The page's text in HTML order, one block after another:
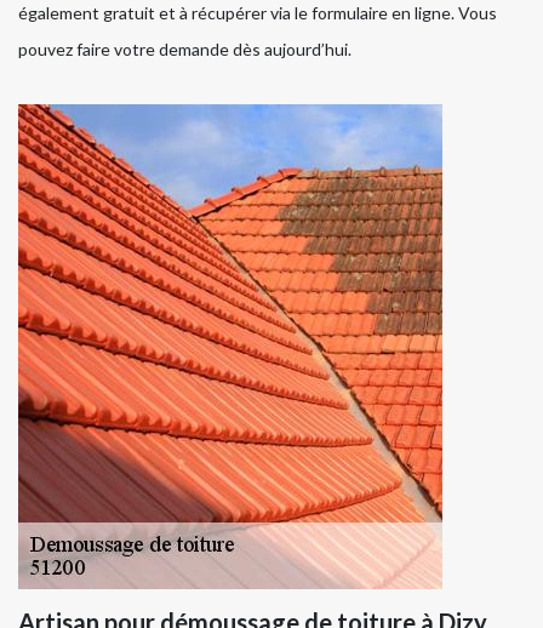
également gratuit et à récupérer via le formulaire en ligne. Vous
pouvez faire votre demande dès aujourd’hui.
Artisan pour démoussage de toiture à Dizy